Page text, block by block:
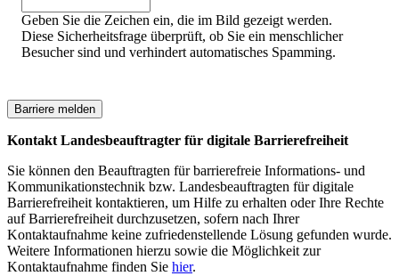
Geben Sie die Zeichen ein, die im Bild gezeigt werden.
Diese Sicherheitsfrage überprüft, ob Sie ein menschlicher
Besucher sind und verhindert automatisches Spamming.
Kontakt Landesbeauftragter für digitale Barrierefreiheit
Sie können den Beauftragten für barrierefreie Informations- und
Kommunikationstechnik bzw. Landesbeauftragten für digitale
Barrierefreiheit kontaktieren, um Hilfe zu erhalten oder Ihre Rechte
auf Barrierefreiheit durchzusetzen, sofern nach Ihrer
Kontaktaufnahme keine zufriedenstellende Lösung gefunden wurde.
Weitere Informationen hierzu sowie die Möglichkeit zur
Kontaktaufnahme finden Sie hier.